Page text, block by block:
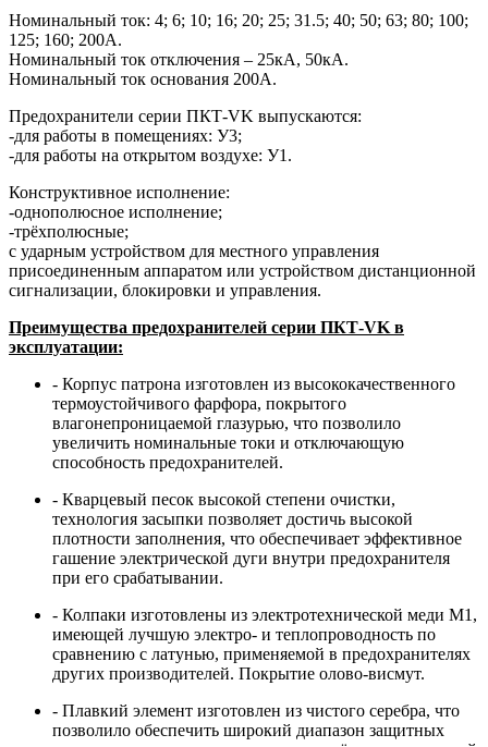
Номинальный ток: 4; 6; 10; 16; 20; 25; 31.5; 40; 50; 63; 80; 100;
125; 160; 200А.
Номинальный ток отключения – 25кА, 50кА.
Номинальный ток основания 200А.
Предохранители серии ПКТ-VK выпускаются:
-для работы в помещениях: У3;
-для работы на открытом воздухе: У1.
Конструктивное исполнение:
-однополюсное исполнение;
-трёхполюсные;
с ударным устройством для местного управления
присоединенным аппаратом или устройством дистанционной
сигнализации, блокировки и управления.
Преимущества предохранителей серии ПКТ-VK в
эксплуатации:
- Корпус патрона изготовлен из высококачественного
термоустойчивого фарфора, покрытого
влагонепроницаемой глазурью, что позволило
увеличить номинальные токи и отключающую
способность предохранителей.
- Кварцевый песок высокой степени очистки,
технология засыпки позволяет достичь высокой
плотности заполнения, что обеспечивает эффективное
гашение электрической дуги внутри предохранителя
при его срабатывании.
- Колпаки изготовлены из электротехнической меди М1,
имеющей лучшую электро- и теплопроводность по
сравнению с латунью, применяемой в предохранителях
других производителей. Покрытие олово-висмут.
- Плавкий элемент изготовлен из чистого серебра, что
позволило обеспечить широкий диапазон защитных